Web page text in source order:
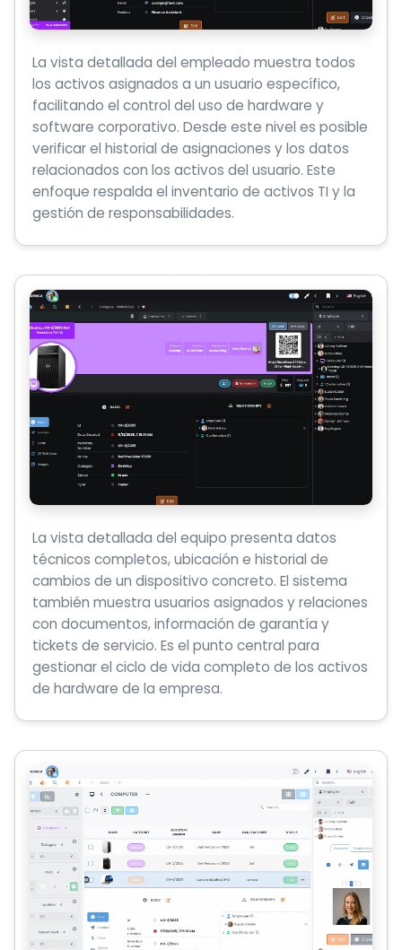
La vista detallada del empleado muestra todos
los activos asignados a un usuario específico,
facilitando el control del uso de hardware y
software corporativo. Desde este nivel es posible
verificar el historial de asignaciones y los datos
relacionados con los activos del usuario. Este
enfoque respalda el inventario de activos TI y la
gestión de responsabilidades.
La vista detallada del equipo presenta datos
técnicos completos, ubicación e historial de
cambios de un dispositivo concreto. El sistema
también muestra usuarios asignados y relaciones
con documentos, información de garantía y
tickets de servicio. Es el punto central para
gestionar el ciclo de vida completo de los activos
de hardware de la empresa.